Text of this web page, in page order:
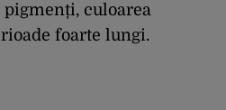
culoarea
foarte lungi.